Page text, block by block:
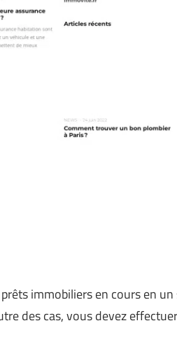
immobiliers en cours en un
des cas, vous devez